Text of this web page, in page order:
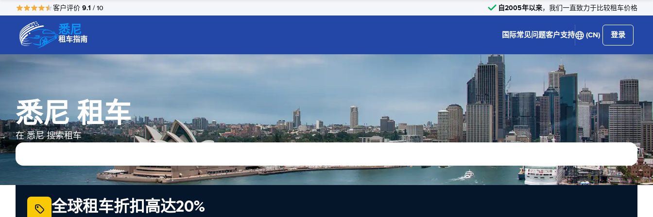
客户评价 9.1 / 10 自2005年以来，我们一直致力于比较租车价格
悉尼
租车指南 国际常见问题客户支持 (CN) 登录
悉尼 租车
在 悉尼 搜索租车
全球租车折扣高达20%